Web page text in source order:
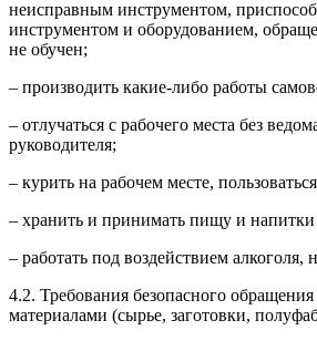
неисправным инструментом,
инструментом и оборудованием,
не обучен;
– производить какие-либо работы
– отлучаться с рабочего места без
руководителя;
– курить на рабочем месте,
– хранить и принимать пищу и напитки
– работать под воздействием алкоголя,
4.2. Требования безопасного
материалами (сырье, заготовки,